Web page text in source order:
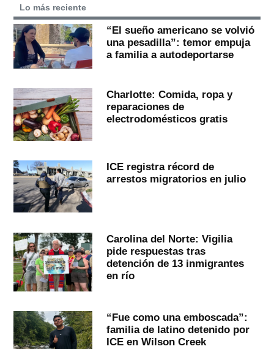
Lo más reciente
“El sueño americano se volvió
una pesadilla”: temor empuja
a familia a autodeportarse
Charlotte: Comida, ropa y
reparaciones de
electrodomésticos gratis
ICE registra récord de
arrestos migratorios en julio
Carolina del Norte: Vigilia
pide respuestas tras
detención de 13 inmigrantes
en río
“Fue como una emboscada”:
familia de latino detenido por
ICE en Wilson Creek